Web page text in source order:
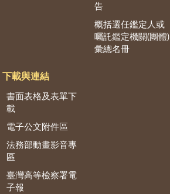
告
概括選任鑑定人或
囑託鑑定機關(團體)
彙總名冊
下載與連結
書面表格及表單下
載
電子公文附件區
法務部動畫影音專
區
臺灣高等檢察署電
子報